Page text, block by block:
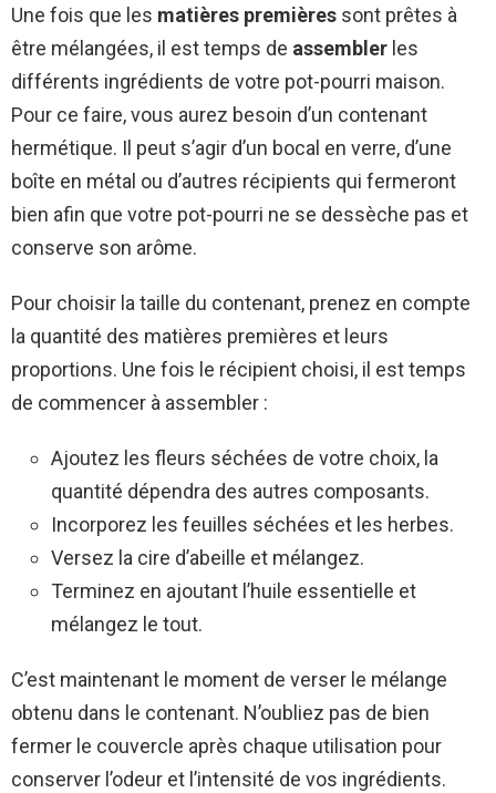
Une fois que les matières premières sont prêtes à
être mélangées, il est temps de assembler les
différents ingrédients de votre pot-pourri maison.
Pour ce faire, vous aurez besoin d’un contenant
hermétique. Il peut s’agir d’un bocal en verre, d’une
boîte en métal ou d’autres récipients qui fermeront
bien afin que votre pot-pourri ne se dessèche pas et
conserve son arôme.
Pour choisir la taille du contenant, prenez en compte
la quantité des matières premières et leurs
proportions. Une fois le récipient choisi, il est temps
de commencer à assembler :
Ajoutez les fleurs séchées de votre choix, la
quantité dépendra des autres composants.
Incorporez les feuilles séchées et les herbes.
Versez la cire d’abeille et mélangez.
Terminez en ajoutant l’huile essentielle et
mélangez le tout.
C’est maintenant le moment de verser le mélange
obtenu dans le contenant. N’oubliez pas de bien
fermer le couvercle après chaque utilisation pour
conserver l’odeur et l’intensité de vos ingrédients.